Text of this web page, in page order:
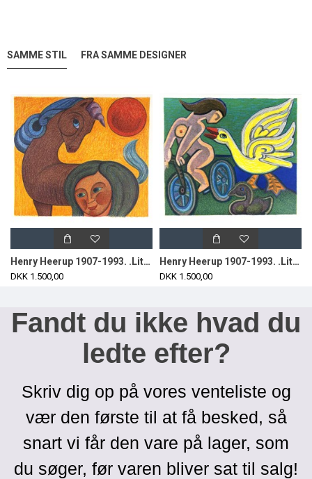
SAMME STIL FRA SAMME DESIGNER
Henry Heerup 1907-1993. .Litografi i farver.
DKK 1.500,00
Henry Heerup 1907-1993. .Litografi i farver.
DKK 1.500,00
Fandt du ikke hvad du
ledte efter?
Skriv dig op på vores venteliste og
vær den første til at få besked, så
snart vi får den vare på lager, som
du søger, før varen bliver sat til salg!